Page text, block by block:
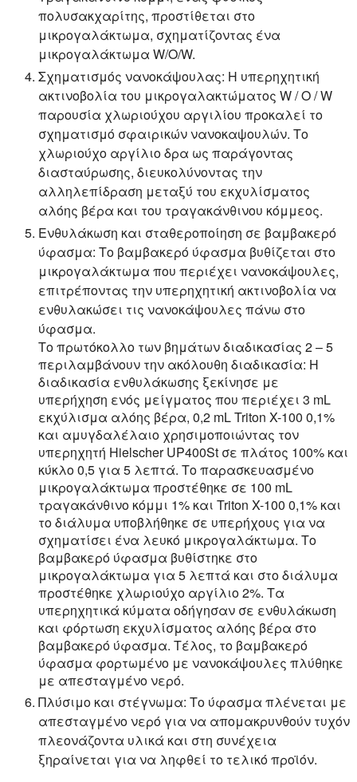
πολυσακχαρίτης, προστίθεται στο
μικρογαλάκτωμα, σχηματίζοντας ένα
μικρογαλάκτωμα W/O/W.
Σχηματισμός νανοκάψουλας: Η υπερηχητική
ακτινοβολία του μικρογαλακτώματος W / O / W
παρουσία χλωριούχου αργιλίου προκαλεί το
σχηματισμό σφαιρικών νανοκαψουλών. Το
χλωριούχο αργίλιο δρα ως παράγοντας
διασταύρωσης, διευκολύνοντας την
αλληλεπίδραση μεταξύ του εκχυλίσματος
αλόης βέρα και του τραγακάνθινου κόμμεος.
Ενθυλάκωση και σταθεροποίηση σε βαμβακερό
ύφασμα: Το βαμβακερό ύφασμα βυθίζεται στο
μικρογαλάκτωμα που περιέχει νανοκάψουλες,
επιτρέποντας την υπερηχητική ακτινοβολία να
ενθυλακώσει τις νανοκάψουλες πάνω στο
ύφασμα.
Το πρωτόκολλο των βημάτων διαδικασίας 2 – 5
περιλαμβάνουν την ακόλουθη διαδικασία: Η
διαδικασία ενθυλάκωσης ξεκίνησε με
υπερήχηση ενός μείγματος που περιέχει 3 mL
εκχύλισμα αλόης βέρα, 0,2 mL Triton X-100 0,1%
και αμυγδαλέλαιο χρησιμοποιώντας τον
υπερηχητή Hielscher UP400St σε πλάτος 100% και
κύκλο 0,5 για 5 λεπτά. Το παρασκευασμένο
μικρογαλάκτωμα προστέθηκε σε 100 mL
τραγακάνθινο κόμμι 1% και Triton X-100 0,1% και
το διάλυμα υποβλήθηκε σε υπερήχους για να
σχηματίσει ένα λευκό μικρογαλάκτωμα. Το
βαμβακερό ύφασμα βυθίστηκε στο
μικρογαλάκτωμα για 5 λεπτά και στο διάλυμα
προστέθηκε χλωριούχο αργίλιο 2%. Τα
υπερηχητικά κύματα οδήγησαν σε ενθυλάκωση
και φόρτωση εκχυλίσματος αλόης βέρα στο
βαμβακερό ύφασμα. Τέλος, το βαμβακερό
ύφασμα φορτωμένο με νανοκάψουλες πλύθηκε
με απεσταγμένο νερό.
Πλύσιμο και στέγνωμα: Το ύφασμα πλένεται με
απεσταγμένο νερό για να απομακρυνθούν τυχόν
πλεονάζοντα υλικά και στη συνέχεια
ξηραίνεται για να ληφθεί το τελικό προϊόν.